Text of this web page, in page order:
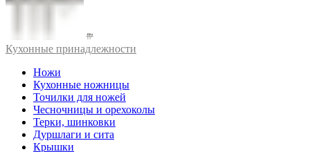
Кухонные принадлежности
Ножи
Кухонные ножницы
Точилки для ножей
Чесночницы и орехоколы
Терки, шинковки
Дуршлаги и сита
Крышки